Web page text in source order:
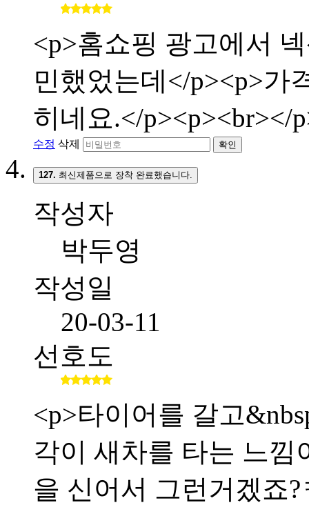
<p>홈쇼핑 광고에서
민했었는데</p><p>가
히네요.</p><p><br></
수정 삭제 확인
127. 최신제품으로 장착 완료했습니다.
작성자
박두영
작성일
20-03-11
선호도
<p>타이어를 갈고
각이 새차를 타는 느낌
을 신어서 그런거겠죠